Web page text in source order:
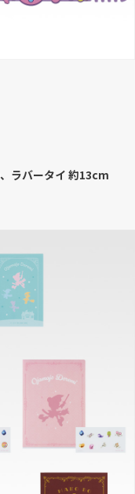
ラバータイ 約13cm